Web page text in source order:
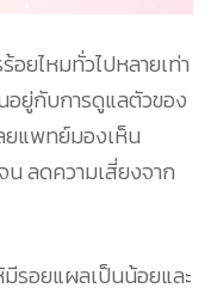
ยไหมทั่วไปหลายเท่า
อยู่กับการดูแลตัวของ
ยแพทย์มองเห็น
น ลดความเสี่ยงจาก
รอยแผลเป็นน้อยและ